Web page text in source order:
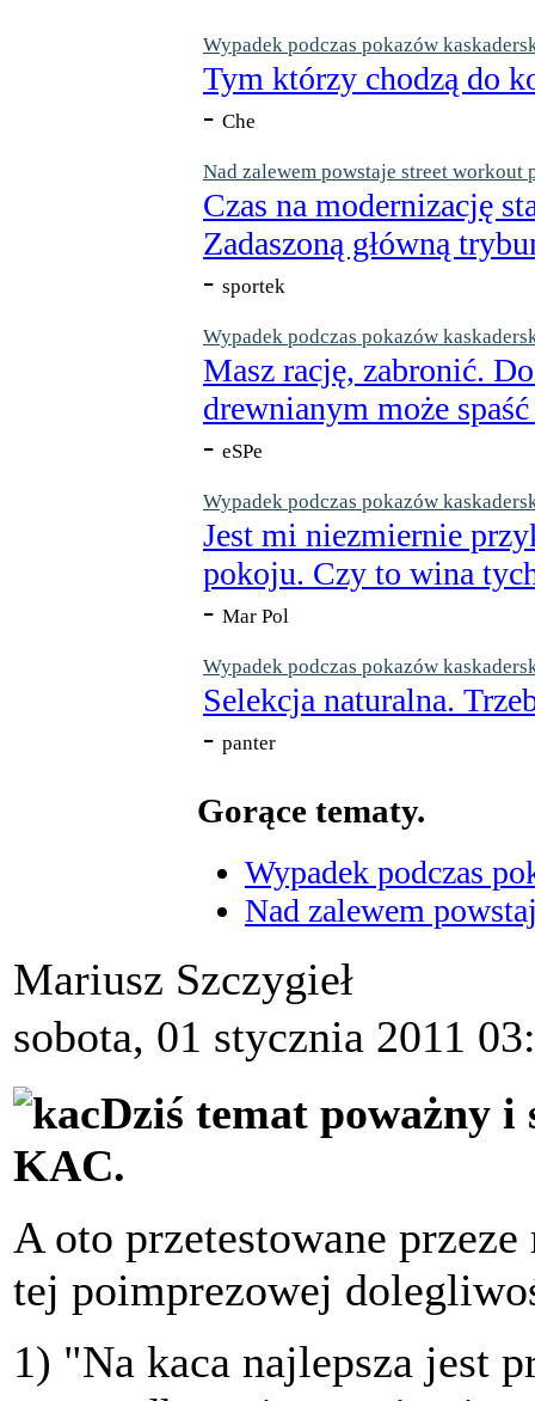
Wypadek podczas pokazów
Tym którzy chodzą do
- Che
Nad zalewem powstaje street workout
Czas na modernizację
Zadaszoną główną
- sportek
Wypadek podczas pokazów
Masz rację, zabronić.
drewnianym może
- eSPe
Wypadek podczas pokazów
Jest mi niezmiernie
pokoju. Czy to wina
- Mar Pol
Wypadek podczas pokazów
Selekcja naturalna.
- panter
Gorące tematy.
Wypadek podczas
Nad zalewem
Mariusz Szczygieł
sobota, 01 stycznia 2011
Dziś temat poważny
KAC.
A oto przetestowane
tej poimprezowej
1) "Na kaca najlepsza jest